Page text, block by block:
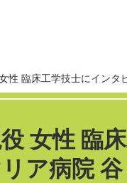
性 臨床工学技士にインタ
女性 臨
ア病院